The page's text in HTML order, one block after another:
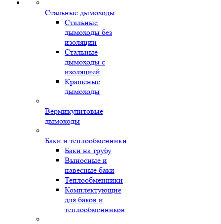
Стальные дымоходы
Стальные
дымоходы без
изоляции
Стальные
дымоходы с
изоляцией
Крашеные
дымоходы
Вермикулитовые
дымоходы
Баки и теплообменники
Баки на трубу
Выносные и
навесные баки
Теплообменники
Комплектующие
для баков и
теплообменников